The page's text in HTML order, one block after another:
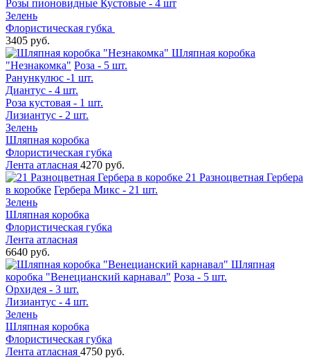
Розы пионовидные Кустовые - 4 шт
Зелень
Флористическая губка
3405 руб.
Шляпная коробка
"Незнакомка" Роза - 5 шт.
Ранункулюс -1 шт.
Диантус - 4 шт.
Роза кустовая - 1 шт.
Лизиантус - 2 шт.
Зелень
Шляпная коробка
Флористическая губка
Лента атласная 4270 руб.
21 Разноцветная Гербера
в коробке Гербера Микс - 21 шт.
Зелень
Шляпная коробка
Флористическая губка
Лента атласная
6640 руб.
Шляпная
коробка "Венецианский карнавал" Роза - 5 шт.
Орхидея - 3 шт.
Лизиантус - 4 шт.
Зелень
Шляпная коробка
Флористическая губка
Лента атласная 4750 руб.